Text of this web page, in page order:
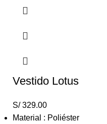
Vestido Lotus
S/329.00
Material : Poliéster